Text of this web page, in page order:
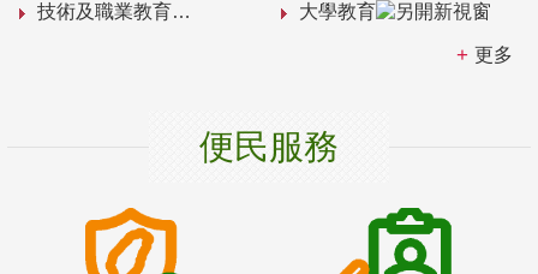
技術及職業教育 大學教育
更多
便民服務